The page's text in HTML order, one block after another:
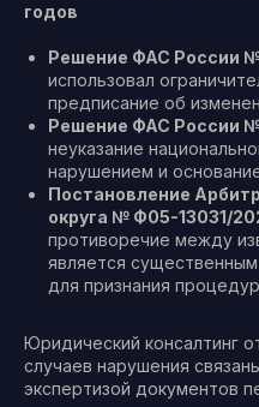
годов
Решение ФАС России
использовал
предписание об
Решение ФАС России
неуказание
нарушением и
Постановление
округа № Ф05-13031/
противоречие между
является
для признания
Юридический консалтинг
случаев нарушения
экспертизой документов